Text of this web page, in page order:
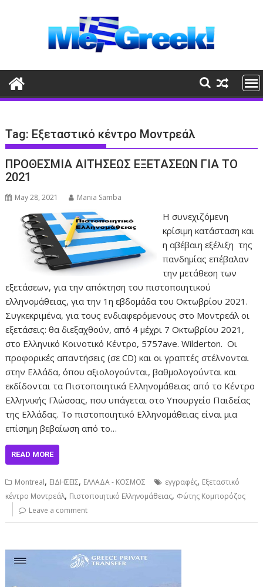
Tag: Εξεταστικό κέντρο Μοντρεάλ
ΠΡΟΘΕΣΜΙΑ ΑΙΤΗΣΕΩΣ ΕΞΕΤΑΣΕΩΝ ΓΙΑ ΤΟ
2021
May 28, 2021 Mania Samba
Η συνεχιζόμενη
κρίσιμη κατάσταση και
η αβέβαιη εξέλιξη της
πανδημίας επέβαλαν
την μετάθεση των
εξετάσεων, για την απόκτηση του πιστοποιητικού
ελληνομάθειας, για την 1η εβδομάδα του Οκτωβρίου 2021.
Συγκεκριμένα, για τους ενδιαφερόμενους στο Μοντρεάλ οι
εξετάσεις: θα διεξαχθούν, από 4 μέχρι 7 Οκτωβρίου 2021,
στο Ελληνικό Κοινοτικό Κέντρο, 5757ave. Wilderton. Οι
προφορικές απαντήσεις (σε CD) και οι γραπτές στέλνονται
στην Ελλάδα, όπου αξιολογούνται, βαθμολογούνται και
εκδίδονται τα Πιστοποιητικά Ελληνομάθειας από το Κέντρο
Ελληνικής Γλώσσας, που υπάγεται στο Υπουργείο Παιδείας
της Ελλάδας. Το πιστοποιητικό Ελληνομάθειας είναι μια
επίσημη βεβαίωση από το…
READ MORE
Montreal, ΕΙΔΗΣΕΙΣ, ΕΛΛΑΔΑ - ΚΟΣΜΟΣ εγγραφές, Εξεταστικό
κέντρο Μοντρεάλ, Πιστοποιητικό Ελληνομάθειας, Φώτης Κομπορόζος
Leave a comment